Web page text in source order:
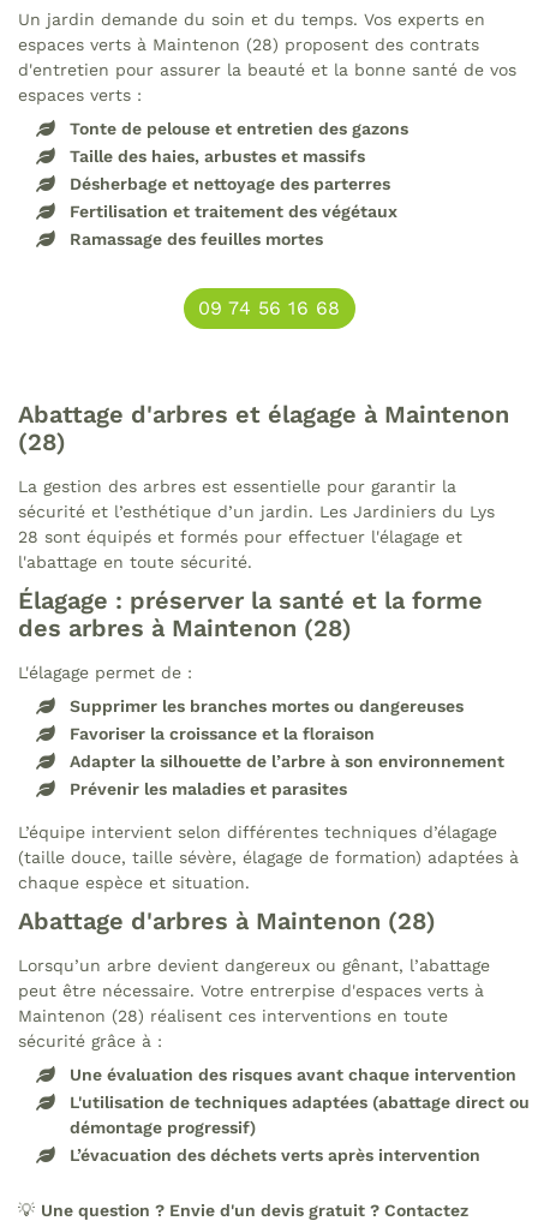
Contact
Rejoignez-
Un jardin demande du soin et du temps. Vos experts en
espaces verts à Maintenon (28) proposent des contrats
d'entretien pour assurer la beauté et la bonne santé de vos
espaces verts :
Tonte de pelouse et entretien des gazons
Taille des haies, arbustes et massifs
Désherbage et nettoyage des parterres
Fertilisation et traitement des végétaux
Ramassage des feuilles mortes
09 74 56 16 68
Abattage d'arbres et élagage à Maintenon
(28)
La gestion des arbres est essentielle pour garantir la
sécurité et l’esthétique d’un jardin. Les Jardiniers du Lys
28 sont équipés et formés pour effectuer l'élagage et
l'abattage en toute sécurité.
Élagage : préserver la santé et la forme
des arbres à Maintenon (28)
L'élagage permet de :
Supprimer les branches mortes ou dangereuses
Favoriser la croissance et la floraison
Adapter la silhouette de l’arbre à son environnement
Prévenir les maladies et parasites
L’équipe intervient selon différentes techniques d’élagage
(taille douce, taille sévère, élagage de formation) adaptées à
chaque espèce et situation.
Abattage d'arbres à Maintenon (28)
Lorsqu’un arbre devient dangereux ou gênant, l’abattage
peut être nécessaire. Votre entrerpise d'espaces verts à
Maintenon (28) réalisent ces interventions en toute
sécurité grâce à :
Une évaluation des risques avant chaque intervention
L'utilisation de techniques adaptées (abattage direct ou
démontage progressif)
L’évacuation des déchets verts après intervention
💡 Une question ? Envie d'un devis gratuit ? Contactez